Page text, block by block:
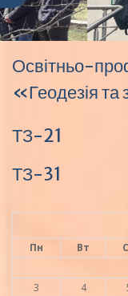
Освітньо-
«Геодезія та
ТЗ-21
ТЗ-31
Пн Вт
3
4